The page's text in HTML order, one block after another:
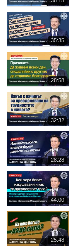
생
시
간
재
생
시
간
35:35
재
생
시
간
28:58
재
생
시
간
32:32
재
생
시
간
28:28
재
생
시
간
44:00
재
생
25:48